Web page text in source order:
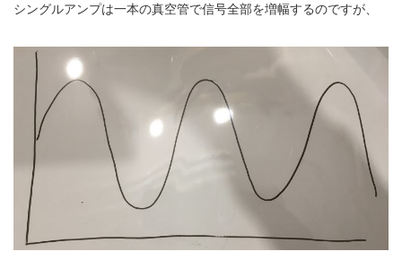
シングルアンプは一本の真空管で信号全部を増幅するのですが、